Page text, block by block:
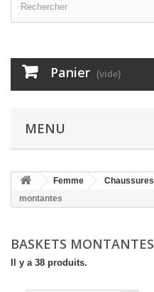
Panier (vide)
MENU
Femme Chaussures
montantes
BASKETS MONTANTES
Il y a 38 produits.